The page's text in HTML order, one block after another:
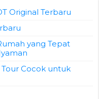
Original Terbaru
yang Tepat
Cocok untuk